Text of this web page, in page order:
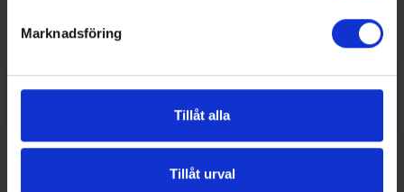
Marknadsföring
Tillåt alla
Tillåt urval